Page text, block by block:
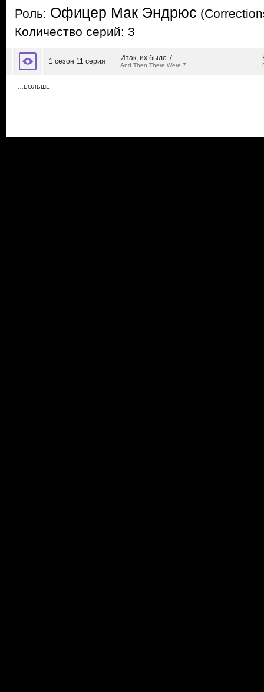
Роль: Офицер Мак Эндрюс
Количество серий: 3
1 сезон 11 серия Итак, их было 7
And Then There Were 7
…БОЛЬШЕ